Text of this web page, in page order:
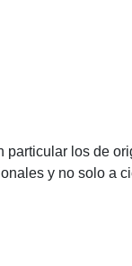
los de
y no solo a